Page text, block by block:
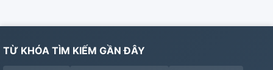
TỪ KHÓA TÌM KIẾM GẦN ĐÂY